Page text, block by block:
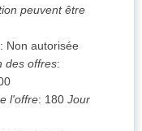
peuvent être
: Non autorisée
des offres:
l'offre: 180 Jour